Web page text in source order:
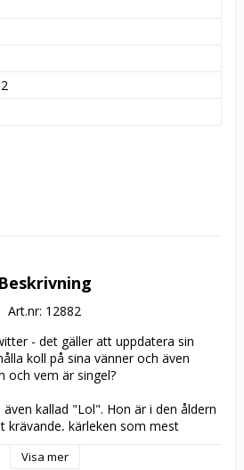
Beskrivning
Art.nr: 12882
- det gäller att uppdatera sin
koll på sina vänner och även
och vem är singel?
kallad "Lol". Hon är i den åldern
krävande, kärleken som mest
i livet. När Anne av ”misstag”
Visa mer